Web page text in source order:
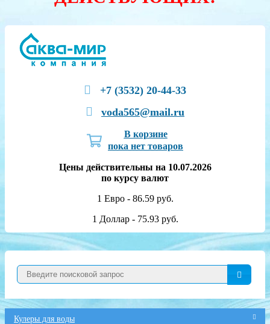
+7 (3532) 20-44-33
voda565@mail.ru
В корзине
пока нет товаров
Цены действительны на 10.07.2026
по курсу валют
1 Евро - 86.59 руб.
1 Доллар - 75.93 руб.
Кулеры для воды